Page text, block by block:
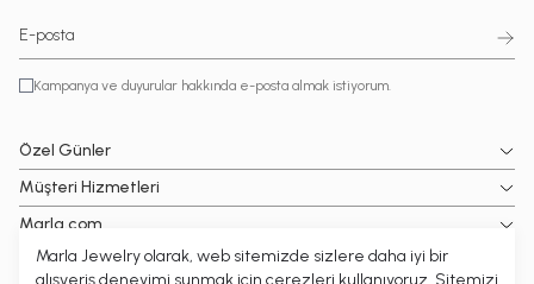
Marla Jewelry olarak, web sitemizde sizlere daha iyi bir
alışveriş deneyimi sunmak için çerezleri kullanıyoruz. Sitemizi
Kampanya ve duyurular hakkında e-posta almak istiyorum.
Özel Günler
Müşteri Hizmetleri
Marla.com
Popüler Kategoriler